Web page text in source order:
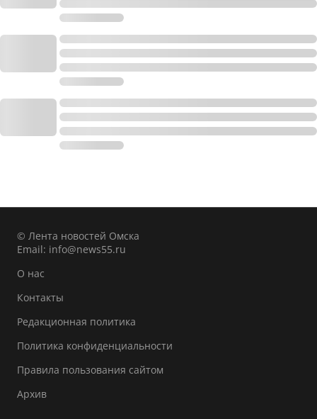
© Лента новостей Омска
Email: info@news55.ru
О нас
Контакты
Редакционная политика
Политика конфиденциальности
Правила пользования сайтом
Архив